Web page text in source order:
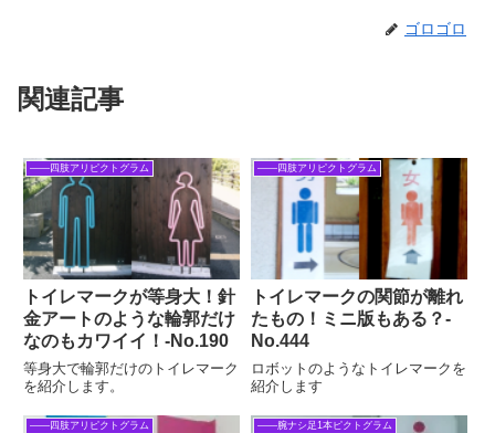
ゴロゴロ
関連記事
――四肢アリピクトグラム
トイレマークが等身大！針
金アートのような輪郭だけ
なのもカワイイ！‐No.190
等身大で輪郭だけのトイレマーク
を紹介します。
――四肢アリピクトグラム
トイレマークの関節が離れ
たもの！ミニ版もある？‐
No.444
ロボットのようなトイレマークを
紹介します
――四肢アリピクトグラム ――腕ナシ足1本ピクトグラム